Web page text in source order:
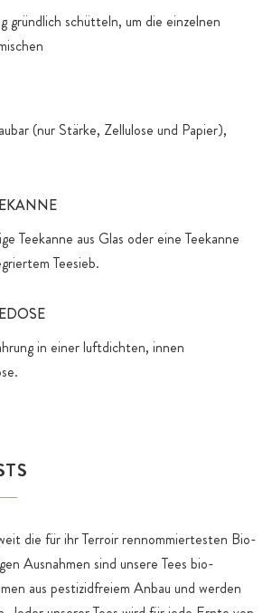
gründlich schütteln, um die einzelnen
(nur Stärke, Zellulose und Papier),
Teekanne aus Glas oder eine Teekanne
Teesieb.
in einer luftdichten, innen
die für ihr Terroir rennommiertesten Bio-
Ausnahmen sind unsere Tees bio-
aus pestizidfreiem Anbau und werden